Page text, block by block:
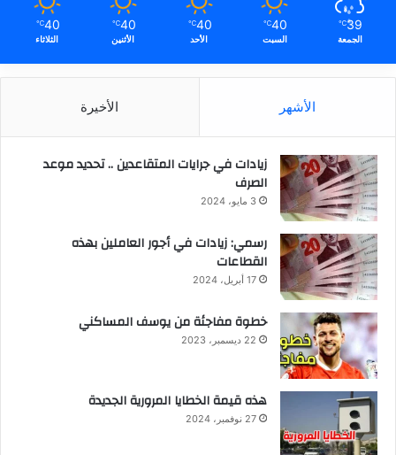
39
℃
الجمعة
40
℃
السبت
40
℃
الأحد
40
℃
الأثنين
40
℃
الثلاثاء
الأشهر الأخيرة
زيادات في جرايات المتقاعدين .. تحديد موعد
الصرف
3 مايو، 2024
رسمي: زيادات في أجور العاملين بهذه
القطاعات
17 أبريل، 2024
خطوة مفاجئة من يوسف المساكني
22 ديسمبر، 2023
هذه قيمة الخطايا المرورية الجديدة
27 نوفمبر، 2024